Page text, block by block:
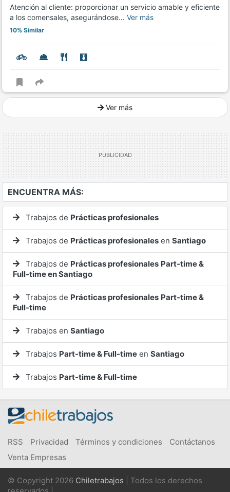
Atención al cliente: proporcionar un servicio amable y eficiente
a los comensales, asegurándose… Ver más
10% Similar
Ver más
ENCUENTRA MÁS:
Trabajos de Prácticas profesionales
Trabajos de Prácticas profesionales en Santiago
Trabajos de Prácticas profesionales Part-time &
Full-time en Santiago
Trabajos de Prácticas profesionales Part-time &
Full-time
Trabajos en Santiago
Trabajos Part-time & Full-time en Santiago
Trabajos Part-time & Full-time
RSS Privacidad Términos y condiciones
Contáctanos
Venta Empresas
© Copyright 2026 Chiletrabajos | Todos los derechos